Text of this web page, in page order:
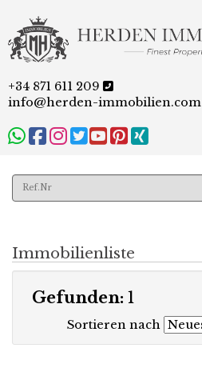
+34 871 611 209
info@herden-immobilien.com
Immobilienliste
Gefunden: 1
Sortieren nach